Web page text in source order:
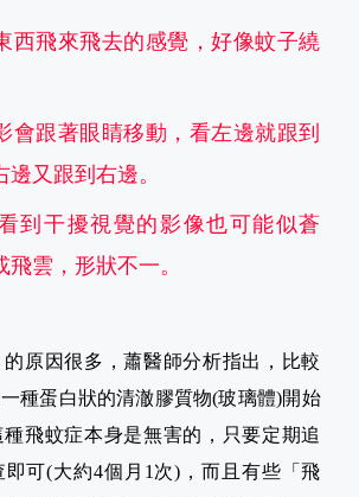
西飛來飛去的感覺，好像蚊子繞
會跟著眼睛移動，看左邊就跟到
邊又跟到右邊。
到干擾視覺的影像也可能似蒼
飛雲，形狀不一。
原因很多，蕭醫師分析指出，比較
種蛋白狀的清澈膠質物(玻璃體)開始
飛蚊症本身是無害的，只要定期追
可(大約4個月1次)，而且有些「飛